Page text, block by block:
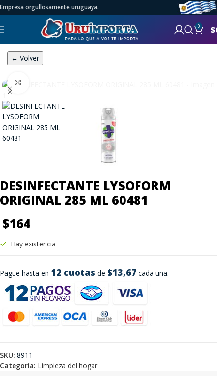
Empresa orgullosamente uruguaya.
0 $
← Volver
DESINFECTANTE LYSOFORM
ORIGINAL 285 ML 60481
$164
Pague hasta en 12 cuotas de $13,67 cada una.
Hay existencia
SKU: 8911
Categoría: Limpieza del hogar